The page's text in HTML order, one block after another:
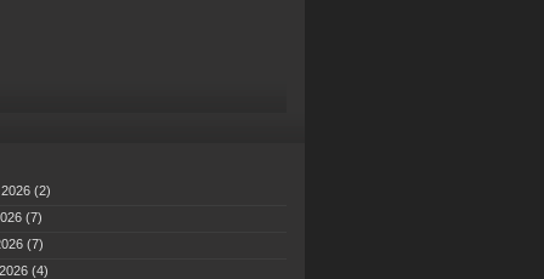
(2)
(7)
(7)
(4)